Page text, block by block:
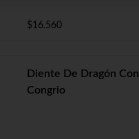
$16.560
Diente De Dragón Con
Congrio